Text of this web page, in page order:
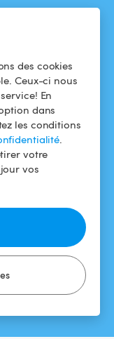
des cookies
Ceux-ci nous
En
dans
les conditions
.
votre
vos
Conditions
d'utilisation
Politique de
confidentialité
Mentions légales